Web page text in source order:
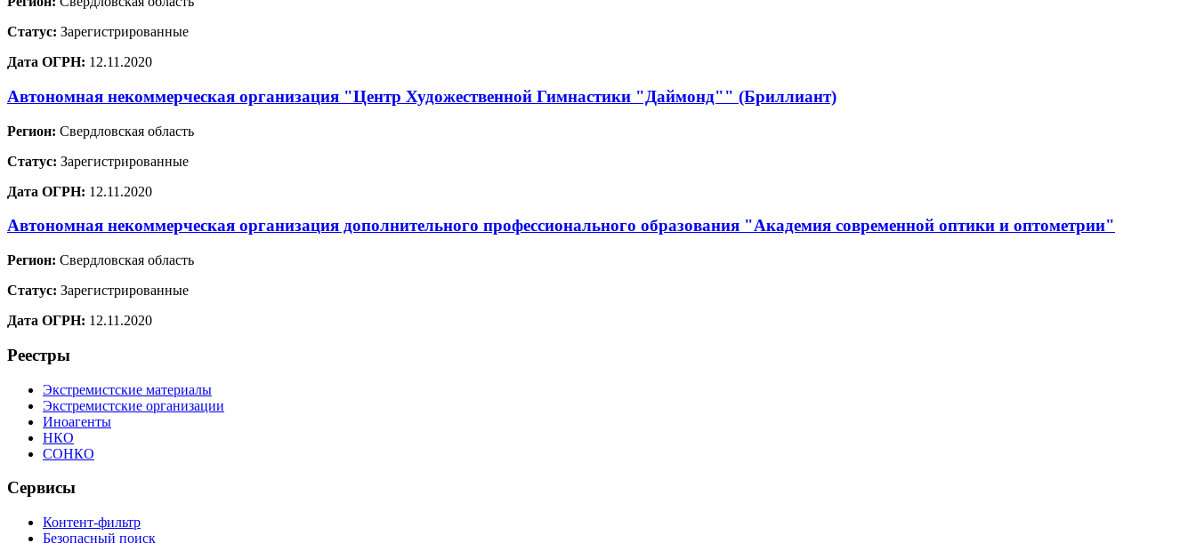
Статус: Зарегистрированные
Дата ОГРН: 12.11.2020
Автономная некоммерческая организация "Центр Художественной Гимнастики "Даймонд"" (Бриллиант)
Регион: Свердловская область
Статус: Зарегистрированные
Дата ОГРН: 12.11.2020
Автономная некоммерческая организация дополнительного профессионального образования "Академия современной оптики и оптометрии"
Регион: Свердловская область
Статус: Зарегистрированные
Дата ОГРН: 12.11.2020
Реестры
Экстремистские материалы
Экстремистские организации
Иноагенты
НКО
СОНКО
Сервисы
Контент-фильтр
Безопасный поиск